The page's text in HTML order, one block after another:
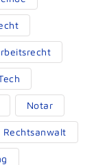
Notar
Rechtsanwalt